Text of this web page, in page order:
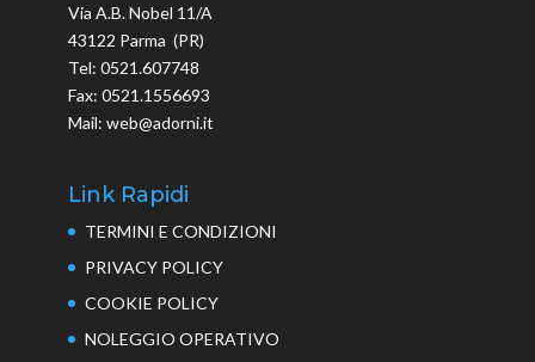
Via A.B. Nobel 11/A
43122 Parma (PR)
Tel: 0521.607748
Fax: 0521.1556693
Mail: web@adorni.it
Link Rapidi
TERMINI E CONDIZIONI
PRIVACY POLICY
COOKIE POLICY
NOLEGGIO OPERATIVO